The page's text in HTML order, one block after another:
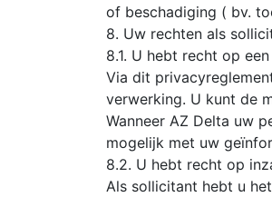
of beschadiging ( bv.
8. Uw rechten als
8.1. U hebt recht op
Via dit
verwerking. U kunt de
Wanneer AZ Delta uw
mogelijk met uw
8.2. U hebt recht op
Als sollicitant hebt u